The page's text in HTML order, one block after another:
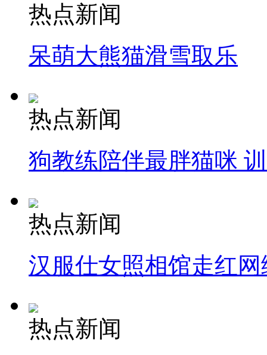
热点新闻
呆萌大熊猫滑雪取乐
热点新闻
狗教练陪伴最胖猫咪
热点新闻
汉服仕女照相馆走红网
热点新闻